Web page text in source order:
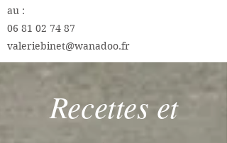
au :
06 81 02 74 87
valeriebinet@wanadoo.fr
Recettes et